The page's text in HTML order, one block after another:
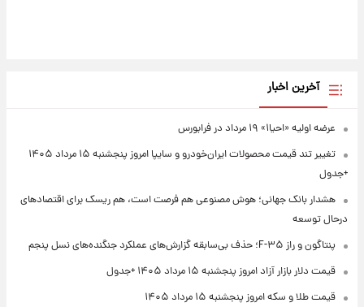
آخرین اخبار
عرضه اولیه «احیا۱» ۱۹ مرداد در فرابورس
تغییر تند قیمت محصولات ایران‌خودرو و سایپا امروز پنجشنبه ۱۵ مرداد ۱۴۰۵
+جدول
هشدار بانک جهانی؛ هوش مصنوعی هم فرصت است، هم ریسک برای اقتصادهای
درحال توسعه
پنتاگون و راز F-۳۵؛ حذف بی‌سابقه گزارش‌های عملکرد جنگنده‌های نسل پنجم
قیمت دلار بازار آزاد امروز پنجشنبه ۱۵ مرداد ۱۴۰۵ +جدول
قیمت طلا و سکه امروز پنجشنبه ۱۵ مرداد ۱۴۰۵